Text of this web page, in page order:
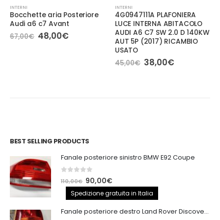
INTERNI
Bocchette aria Posteriore
Audi a6 c7 Avant
67,00€ Il
prezzo
48,00€Il
INTERNI
4G0947111A PLAFONIERA
LUCE INTERNA ABITACOLO
AUDI A6 C7 SW 2.0 D 140KW
AUT 5P (2017) RICAMBIO
USATO
45,00€ Il
prezzo
38,00€Il
BEST SELLING PRODUCTS
Fanale posteriore sinistro BMW E92 Coupe
out of 5
110,00€ Il
prezzo
originale
era:
90,00€Il
prezzo
attuale
è:
Spedizione gratuita in Italia
Fanale posteriore destro Land Rover Discovery 3